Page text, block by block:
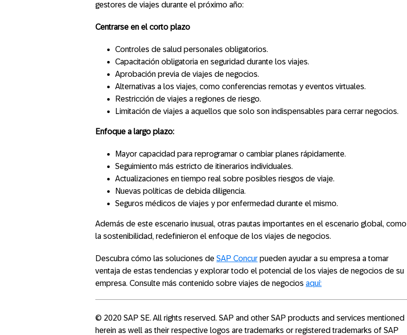
gestores de viajes durante el próximo año:
Centrarse en el corto plazo
Controles de salud personales obligatorios.
Capacitación obligatoria en seguridad durante los viajes.
Aprobación previa de viajes de negocios.
Alternativas a los viajes, como conferencias remotas y eventos virtuales.
Restricción de viajes a regiones de riesgo.
Limitación de viajes a aquellos que solo son indispensables para cerrar negocios.
Enfoque a largo plazo:
Mayor capacidad para reprogramar o cambiar planes rápidamente.
Seguimiento más estricto de itinerarios individuales.
Actualizaciones en tiempo real sobre posibles riesgos de viaje.
Nuevas políticas de debida diligencia.
Seguros médicos de viajes y por enfermedad durante el mismo.
Además de este escenario inusual, otras pautas importantes en el escenario global, como
la sostenibilidad, redefinieron el enfoque de los viajes de negocios.
Descubra cómo las soluciones de SAP Concur pueden ayudar a su empresa a tomar
ventaja de estas tendencias y explorar todo el potencial de los viajes de negocios de su
empresa. Consulte más contenido sobre viajes de negocios aquí:
© 2020 SAP SE. All rights reserved. SAP and other SAP products and services mentioned
herein as well as their respective logos are trademarks or registered trademarks of SAP